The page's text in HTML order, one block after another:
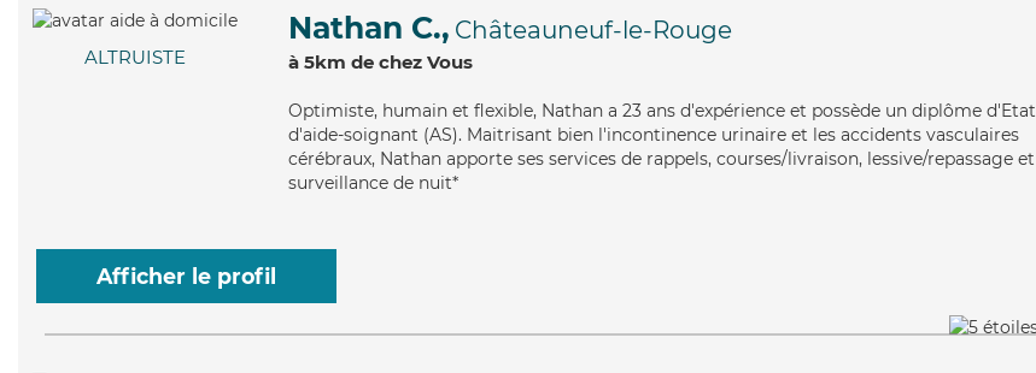
ALTRUISTE
Nathan C., Châteauneuf-le-Rouge
à 5km de chez Vous
Optimiste, humain et flexible, Nathan a 23 ans d'expérience et possède un diplôme d'Etat
d'aide-soignant (AS). Maitrisant bien l'incontinence urinaire et les accidents vasculaires
cérébraux, Nathan apporte ses services de rappels, courses/livraison, lessive/repassage et
surveillance de nuit*
Afficher le profil